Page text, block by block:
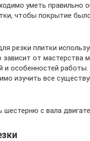
уметь правильно
чтобы покрытие
резки плитки
зависит от мастерства
и особенностей
изучить все
шестерню с вала